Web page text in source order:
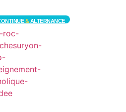
&ALTERNANCE